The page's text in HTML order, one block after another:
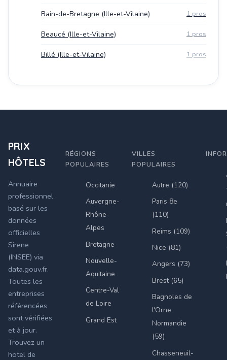
Bain-de-Bretagne (Ille-et-Vilaine) 1 pros
Beaucé (Ille-et-Vilaine) 1 pros
Billé (Ille-et-Vilaine) 1 pros
PRIX
HÔTELS
Annuaire
professionnel
basé sur les
données
officielles
Sirene
(INSEE) via
data.gouv.fr.
Toutes les
entreprises
référencées
sont vérifiées
et à jour.
Trouvez un
hotel de
RÉGIONS
POPULAIRES
Occitanie
Auvergne-
Rhône-
Alpes
Bretagne
Nouvelle-
Aquitaine
Centre-Val
de Loire
Grand Est
VILLES
POPULAIRES
Autre (120)
Paris 8e
(110)
Reims (109)
Nice (81)
Angers (73)
Brest (65)
Bagnoles de
l'Orne
Normandie
(59)
Chasseneuil-